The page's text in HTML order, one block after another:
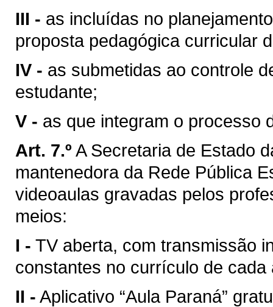
III - as incluídas no
proposta pedagógica curricular
IV - as submetidas ao controle
estudante;
V - as que integram o processo
Art. 7.º A Secretaria de Estado
mantenedora da Rede Pública
videoaulas gravadas pelos
meios:
I - TV aberta, com transmissão
constantes no currículo de cada
II - Aplicativo “Aula Paraná”